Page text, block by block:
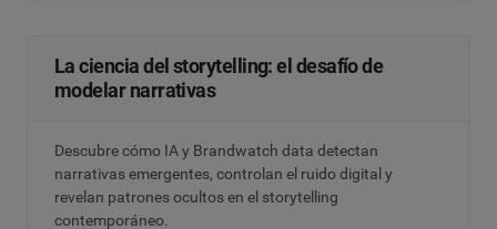
La ciencia del storytelling: el desafío de
modelar narrativas
Descubre cómo IA y Brandwatch data detectan
narrativas emergentes, controlan el ruido digital y
revelan patrones ocultos en el storytelling
contemporáneo.